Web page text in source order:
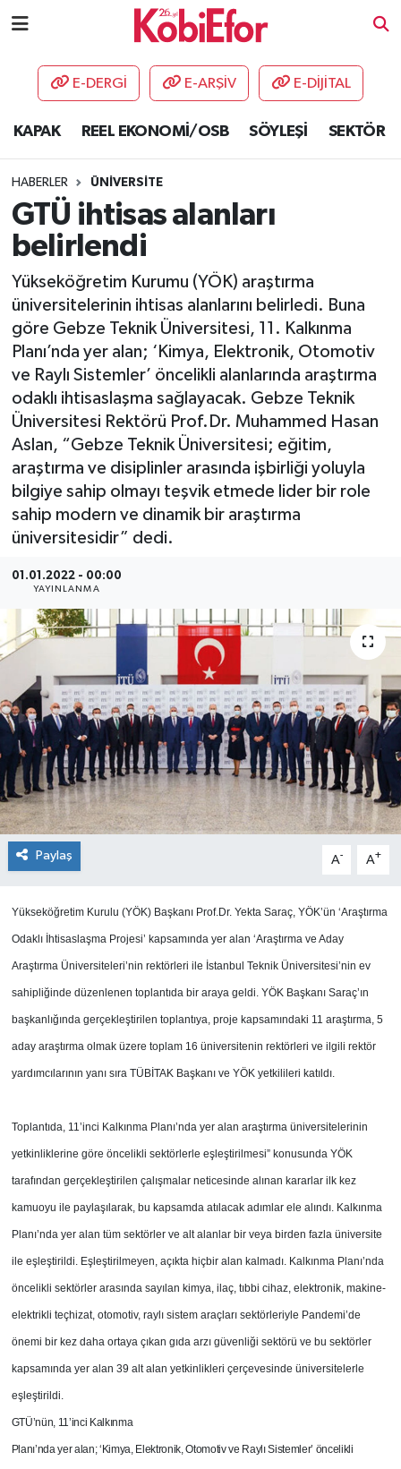
E-DERGİ E-ARŞİV E-DİJİTAL
KAPAK REEL EKONOMİ/OSB SÖYLEŞİ SEKTÖR
HABERLER ÜNİVERSİTE
GTÜ ihtisas alanları
belirlendi
Yükseköğretim Kurumu (YÖK) araştırma
üniversitelerinin ihtisas alanlarını belirledi. Buna
göre Gebze Teknik Üniversitesi, 11. Kalkınma
Planı’nda yer alan; ‘Kimya, Elektronik, Otomotiv
ve Raylı Sistemler’ öncelikli alanlarında araştırma
odaklı ihtisaslaşma sağlayacak. Gebze Teknik
Üniversitesi Rektörü Prof.Dr. Muhammed Hasan
Aslan, “Gebze Teknik Üniversitesi; eğitim,
araştırma ve disiplinler arasında işbirliği yoluyla
bilgiye sahip olmayı teşvik etmede lider bir role
sahip modern ve dinamik bir araştırma
üniversitesidir” dedi.
01.01.2022 - 00:00
YAYINLANMA
Paylaş A- A+
Yükseköğretim Kurulu (YÖK) Başkanı Prof.Dr. Yekta Saraç, YÖK’ün ‘Araştırma
Odaklı İhtisaslaşma Projesi’ kapsamında yer alan ‘Araştırma ve Aday
Araştırma Üniversiteleri’nin rektörleri ile İstanbul Teknik Üniversitesi’nin ev
sahipliğinde düzenlenen toplantıda bir araya geldi. YÖK Başkanı Saraç’ın
başkanlığında gerçekleştirilen toplantıya, proje kapsamındaki 11 araştırma, 5
aday araştırma olmak üzere toplam 16 üniversitenin rektörleri ve ilgili rektör
yardımcılarının yanı sıra TÜBİTAK Başkanı ve YÖK yetkilileri katıldı.
Toplantıda, 11’inci Kalkınma Planı’nda yer alan araştırma üniversitelerinin
yetkinliklerine göre öncelikli sektörlerle eşleştirilmesi” konusunda YÖK
tarafından gerçekleştirilen çalışmalar neticesinde alınan kararlar ilk kez
kamuoyu ile paylaşılarak, bu kapsamda atılacak adımlar ele alındı. Kalkınma
Planı’nda yer alan tüm sektörler ve alt alanlar bir veya birden fazla üniversite
ile eşleştirildi. Eşleştirilmeyen, açıkta hiçbir alan kalmadı. Kalkınma Planı’nda
öncelikli sektörler arasında sayılan kimya, ilaç, tıbbi cihaz, elektronik, makine-
elektrikli teçhizat, otomotiv, raylı sistem araçları sektörleriyle Pandemi’de
önemi bir kez daha ortaya çıkan gıda arzı güvenliği sektörü ve bu sektörler
kapsamında yer alan 39 alt alan yetkinlikleri çerçevesinde üniversitelerle
eşleştirildi.
GTÜ’nün, 11’inci Kalkınma
Planı’nda yer alan; ‘Kimya, Elektronik, Otomotiv ve Raylı Sistemler’ öncelikli
AKADEMİ
DESTEK-TEŞVİK
ETKİNLİK
GÜNCEL
HABERLER
KAPAK
OSB
ŞİRKET PANO
SÖYLEŞİ
ÜLKE
YAŞAM